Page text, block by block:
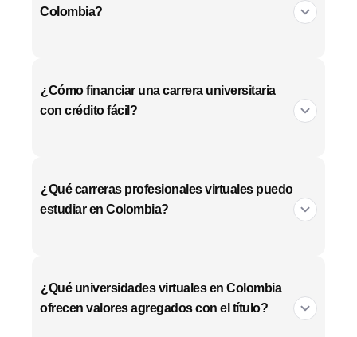
Colombia?
¿Cómo financiar una carrera universitaria
con crédito fácil?
¿Qué carreras profesionales virtuales puedo
estudiar en Colombia?
¿Qué universidades virtuales en Colombia
ofrecen valores agregados con el título?